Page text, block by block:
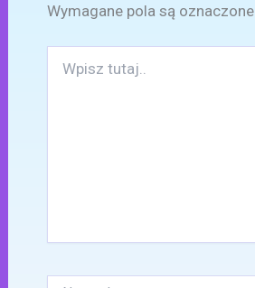
Wymagane pola są oznaczone
tutaj..